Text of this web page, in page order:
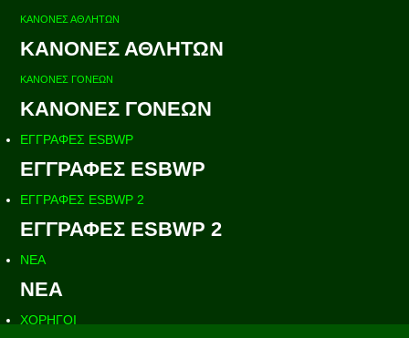
ΚΑΝΟΝΕΣ ΑΘΛΗΤΩΝ
ΚΑΝΟΝΕΣ ΑΘΛΗΤΩΝ
ΚΑΝΟΝΕΣ ΓΟΝΕΩΝ
ΚΑΝΟΝΕΣ ΓΟΝΕΩΝ
ΕΓΓΡΑΦΕΣ ESBWP
ΕΓΓΡΑΦΕΣ ESBWP
ΕΓΓΡΑΦΕΣ ESBWP 2
ΕΓΓΡΑΦΕΣ ESBWP 2
ΝΕΑ
ΝΕΑ
ΧΟΡΗΓΟΙ